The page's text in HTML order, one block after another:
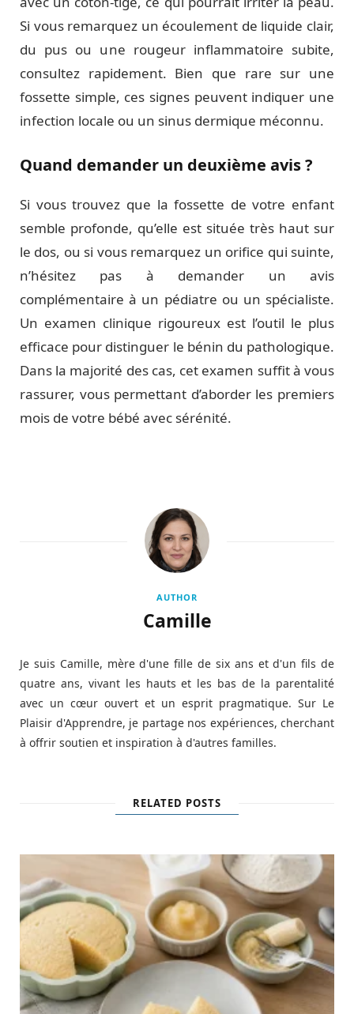
Si vous remarquez un écoulement de liquide clair,
du pus ou une rougeur inflammatoire subite,
consultez rapidement. Bien que rare sur une
fossette simple, ces signes peuvent indiquer une
infection locale ou un sinus dermique méconnu.
Quand demander un deuxième avis ?
Si vous trouvez que la fossette de votre enfant
semble profonde, qu’elle est située très haut sur
le dos, ou si vous remarquez un orifice qui suinte,
n’hésitez pas à demander un avis
complémentaire à un pédiatre ou un spécialiste.
Un examen clinique rigoureux est l’outil le plus
efficace pour distinguer le bénin du pathologique.
Dans la majorité des cas, cet examen suffit à vous
rassurer, vous permettant d’aborder les premiers
mois de votre bébé avec sérénité.
AUTHOR
Camille
Je suis Camille, mère d'une fille de six ans et d'un fils de
quatre ans, vivant les hauts et les bas de la parentalité
avec un cœur ouvert et un esprit pragmatique. Sur Le
Plaisir d'Apprendre, je partage nos expériences, cherchant
à offrir soutien et inspiration à d'autres familles.
RELATED POSTS